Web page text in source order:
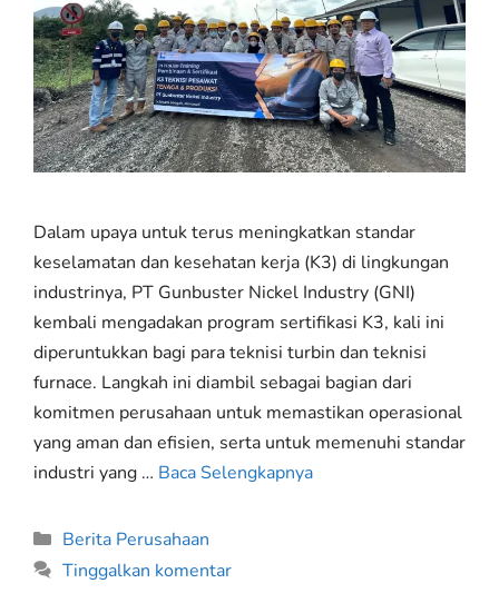
Dalam upaya untuk terus meningkatkan standar
keselamatan dan kesehatan kerja (K3) di lingkungan
industrinya, PT Gunbuster Nickel Industry (GNI)
kembali mengadakan program sertifikasi K3, kali ini
diperuntukkan bagi para teknisi turbin dan teknisi
furnace. Langkah ini diambil sebagai bagian dari
komitmen perusahaan untuk memastikan operasional
yang aman dan efisien, serta untuk memenuhi standar
industri yang … Baca Selengkapnya
Berita Perusahaan
Tinggalkan komentar